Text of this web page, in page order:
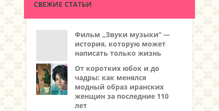
СВЕЖИЕ СТАТЬИ
Фильм „Звуки музыки“ —
история, которую может
написать только жизнь
От коротких юбок и до
чадры: как менялся
модный образ иранских
женщин за последние 110
лет